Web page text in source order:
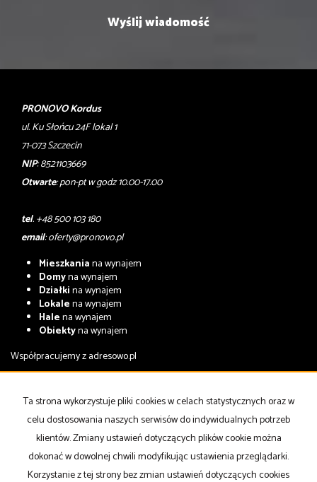
PRONOVO Kordus
ul. Ku Słońcu 24F lokal 1
71-073 Szczecin
NIP: 8521103669
Otwarte: pon-pt w godz 10.00-17.00
tel. +48 500 103 180
email:oferty@pronovo.pl
Mieszkaniana wynajem
Domyna wynajem
Działkina wynajem
Lokalena wynajem
Halena wynajem
Obiektyna wynajem
Współpracujemy zadresowo.pl
Domyna sprzedaż
Działkina sprzedaż
Lokalena sprzedaż
Halena sprzedaż
Obiekty na sprzedaż
Ta strona wykorzystuje pliki cookies w celach statystycznych oraz w
celu dostosowania naszych serwisów do indywidualnych potrzeb
klientów. Zmiany ustawień dotyczących plików cookie można
dokonać w dowolnej chwili modyfikując ustawienia przeglądarki.
Korzystanie z tej strony bez zmian ustawień dotyczących cookies